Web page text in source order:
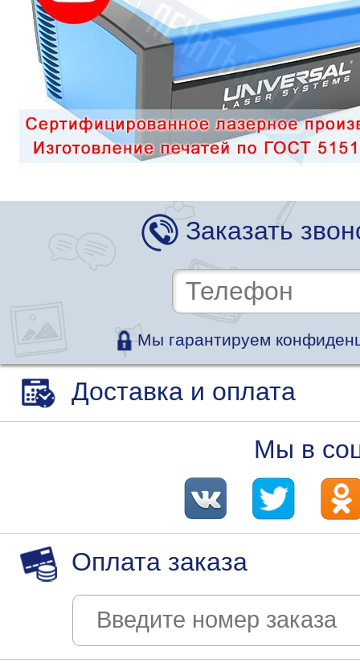
Заказать
Мы гарантируем
Доставка и оплата
Мы в
Оплата заказа